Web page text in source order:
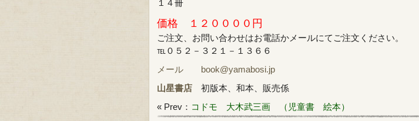
１４冊
価格 １２００００円
ご注文、お問い合わせはお電話かメールにてご注文ください。
℡０５２－３２１－１３６６
メール book@yamabosi.jp
山星書店 初版本、和本、販売係
« Prev： コドモ 大木武三画 （児童書 絵本）